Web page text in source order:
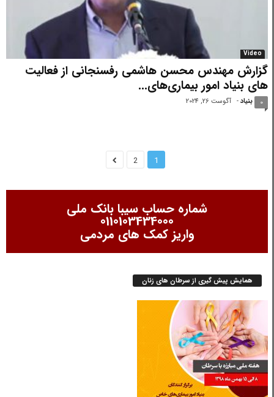
Video
گزارش مهندس محسن هاشمی رفسنجانی از فعالیت
های بنیاد امور بیماری‌های...
بنیاد - آگوست 26, 2024 0
1
2
شماره حساب سیبا بانک ملی
0110103434000
واریز کمک های مردمی
همایش پیش گیری از سرطان های زنان